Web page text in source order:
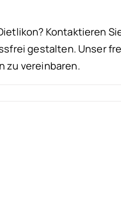
Kontaktieren
gestalten. Unser
zu vereinbaren.